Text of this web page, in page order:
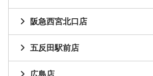
阪急西宮北口店
五反田駅前店
広島店